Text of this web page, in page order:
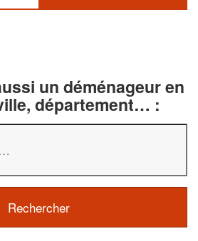
un déménageur en
département… :